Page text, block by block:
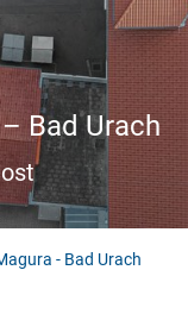
Bad Urach
- Bad Urach